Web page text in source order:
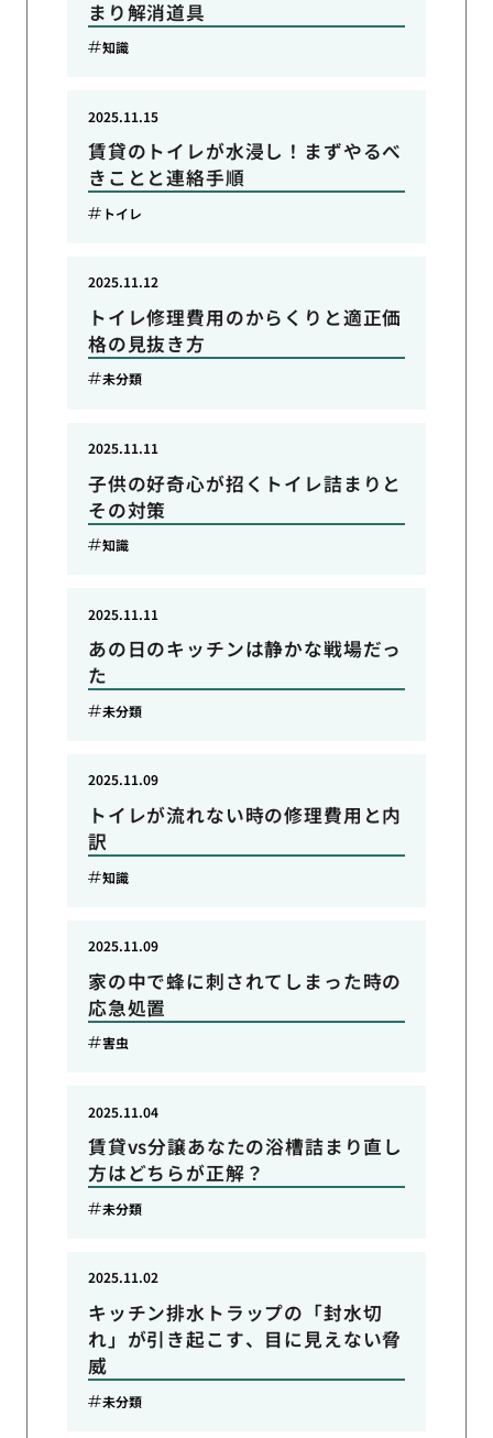
まり解消道具
知識
賃貸のトイレが水浸し！まずやるべ
きことと連絡手順
2025.11.15
トイレ
トイレ修理費用のからくりと適正価
格の見抜き方
2025.11.12
未分類
子供の好奇心が招くトイレ詰まりと
その対策
2025.11.11
知識
あの日のキッチンは静かな戦場だっ
た
2025.11.11
未分類
トイレが流れない時の修理費用と内
訳
2025.11.09
知識
家の中で蜂に刺されてしまった時の
応急処置
2025.11.09
害虫
賃貸vs分譲あなたの浴槽詰まり直し
方はどちらが正解？
2025.11.04
未分類
キッチン排水トラップの「封水切
れ」が引き起こす、目に見えない脅
威
2025.11.02
未分類